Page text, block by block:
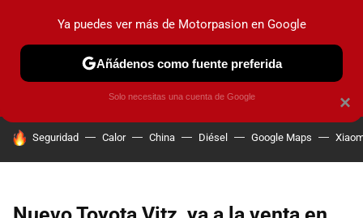
PRUEBAS COCHES ELÉCTRICOS OBSERVATORIO
HOY SE HABLA DE
Seguridad Calor China Diésel Google Maps
×
Ya puedes ver más de Motorpasion en Google
Añádenos como fuente preferida
Solo necesitas una cuenta de Google